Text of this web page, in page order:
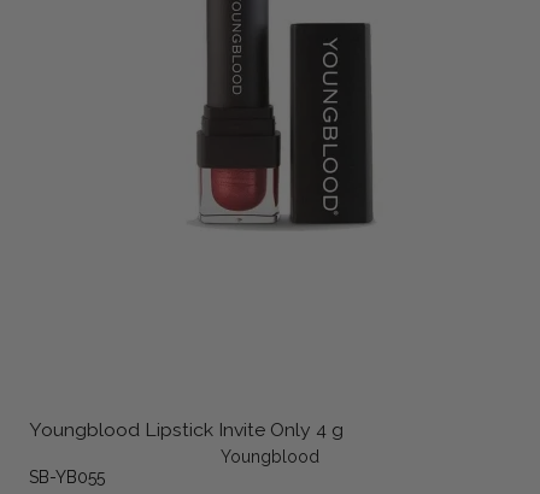
Youngblood Lipstick Invite Only 4 g
Youngblood
SB-YB055